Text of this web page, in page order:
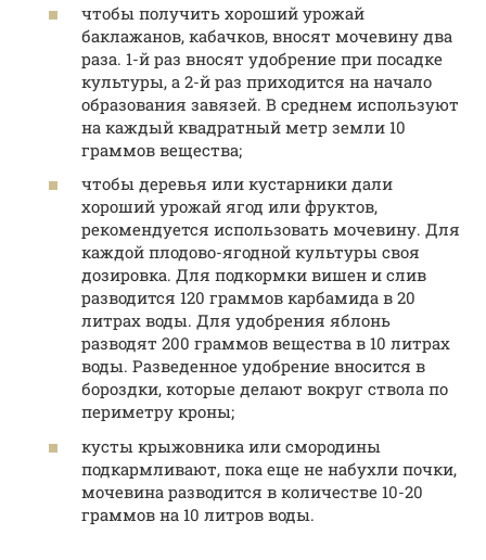
чтобы получить хороший урожай
баклажанов, кабачков, вносят мочевину два
раза. 1-й раз вносят удобрение при посадке
культуры, а 2-й раз приходится на начало
образования завязей. В среднем используют
на каждый квадратный метр земли 10
граммов вещества;
чтобы деревья или кустарники дали
хороший урожай ягод или фруктов,
рекомендуется использовать мочевину. Для
каждой плодово-ягодной культуры своя
дозировка. Для подкормки вишен и слив
разводится 120 граммов карбамида в 20
литрах воды. Для удобрения яблонь
разводят 200 граммов вещества в 10 литрах
воды. Разведенное удобрение вносится в
бороздки, которые делают вокруг ствола по
периметру кроны;
кусты крыжовника или смородины
подкармливают, пока еще не набухли почки,
мочевина разводится в количестве 10-20
граммов на 10 литров воды.